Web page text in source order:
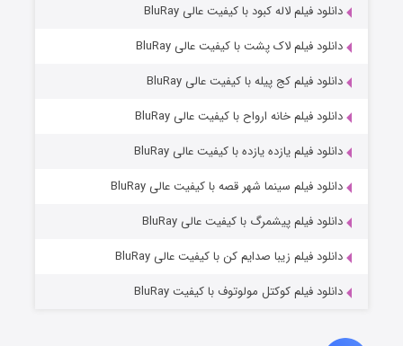
دانلود فیلم لاله کبود با کیفیت عالی BluRay
دانلود فیلم لاک پشت با کیفیت عالی BluRay
دانلود فیلم کج‌ پیله با کیفیت عالی BluRay
دانلود فیلم خانه ارواح با کیفیت عالی BluRay
دانلود فیلم یازده یازده با کیفیت عالی BluRay
دانلود فیلم سینما شهر قصه با کیفیت عالی BluRay
دانلود فیلم پیشمرگ با کیفیت عالی BluRay
دانلود فیلم زیبا صدایم کن با کیفیت عالی BluRay
دانلود فیلم کوکتل مولوتوف با کیفیت BluRay